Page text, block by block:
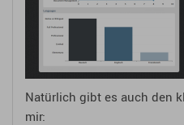
Natürlich gibt es auch den
mir: